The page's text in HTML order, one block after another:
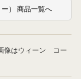
ー） 商品一覧へ
像はウィーン コー